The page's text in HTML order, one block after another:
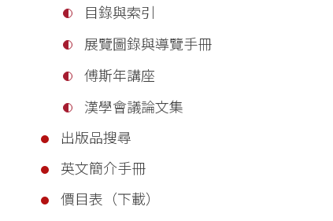
目錄與索引
展覽圖錄與導覽手冊
傅斯年講座
漢學會議論文集
出版品搜尋
英文簡介手冊
價目表（下載）